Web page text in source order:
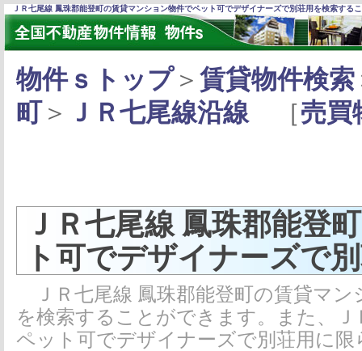
ＪＲ七尾線 鳳珠郡能登町の賃貸マンション物件でペット可でデザイナーズで別荘用を検索する
物件ｓトップ＞ 賃貸物件検索
町
＞ ＪＲ七尾線沿線［売買
ＪＲ七尾線 鳳珠郡能登
ト可でデザイナーズで
ＪＲ七尾線 鳳珠郡能登町の賃貸マ
を検索することができます。また、
ペット可でデザイナーズで別荘用に